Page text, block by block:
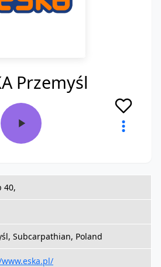
Przemyśl
40,
Subcarpathian, Poland